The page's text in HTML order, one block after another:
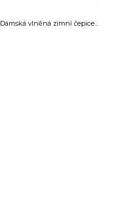
Dámská vlněná zimní čepice...